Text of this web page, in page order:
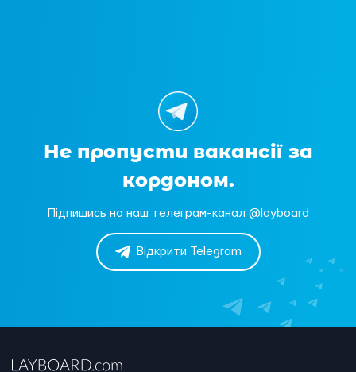
Не пропусти вакансії за
кордоном.
Підпишись на наш телеграм-канал @layboard
Відкрити Telegram